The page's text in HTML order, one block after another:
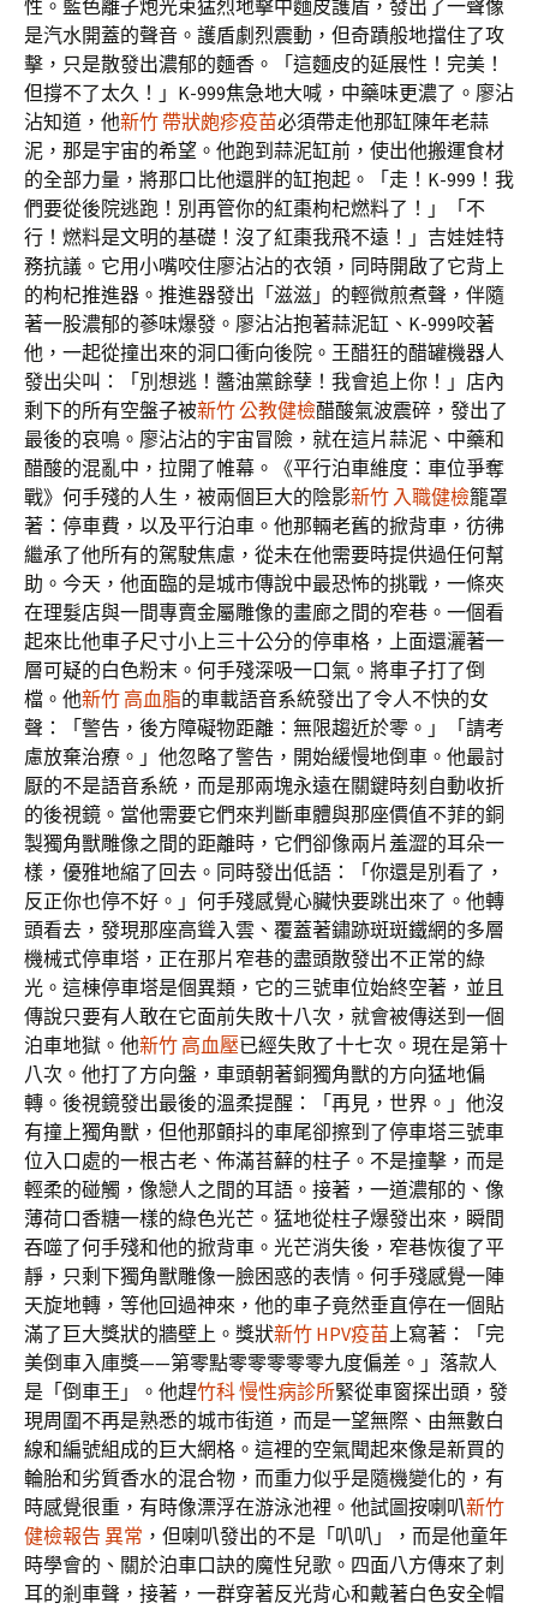
性。藍色離子炮光束猛烈地擊中麵皮護盾，發出了一聲像
是汽水開蓋的聲音。護盾劇烈震動，但奇蹟般地擋住了攻
擊，只是散發出濃郁的麵香。「這麵皮的延展性！完美！
但撐不了太久！」K-999焦急地大喊，中藥味更濃了。廖沾
沾知道，他新竹 帶狀皰疹疫苗必須帶走他那缸陳年老蒜
泥，那是宇宙的希望。他跑到蒜泥缸前，使出他搬運食材
的全部力量，將那口比他還胖的缸抱起。「走！K-999！我
們要從後院逃跑！別再管你的紅棗枸杞燃料了！」「不
行！燃料是文明的基礎！沒了紅棗我飛不遠！」吉娃娃特
務抗議。它用小嘴咬住廖沾沾的衣領，同時開啟了它背上
的枸杞推進器。推進器發出「滋滋」的輕微煎煮聲，伴隨
著一股濃郁的蔘味爆發。廖沾沾抱著蒜泥缸、K-999咬著
他，一起從撞出來的洞口衝向後院。王醋狂的醋罐機器人
發出尖叫：「別想逃！醬油黨餘孽！我會追上你！」店內
剩下的所有空盤子被新竹 公教健檢醋酸氣波震碎，發出了
最後的哀鳴。廖沾沾的宇宙冒險，就在這片蒜泥、中藥和
醋酸的混亂中，拉開了帷幕。《平行泊車維度：車位爭奪
戰》何手殘的人生，被兩個巨大的陰影新竹 入職健檢籠罩
著：停車費，以及平行泊車。他那輛老舊的掀背車，彷彿
繼承了他所有的駕駛焦慮，從未在他需要時提供過任何幫
助。今天，他面臨的是城市傳說中最恐怖的挑戰，一條夾
在理髮店與一間專賣金屬雕像的畫廊之間的窄巷。一個看
起來比他車子尺寸小上三十公分的停車格，上面還灑著一
層可疑的白色粉末。何手殘深吸一口氣。將車子打了倒
檔。他新竹 高血脂的車載語音系統發出了令人不快的女
聲：「警告，後方障礙物距離：無限趨近於零。」「請考
慮放棄治療。」他忽略了警告，開始緩慢地倒車。他最討
厭的不是語音系統，而是那兩塊永遠在關鍵時刻自動收折
的後視鏡。當他需要它們來判斷車體與那座價值不菲的銅
製獨角獸雕像之間的距離時，它們卻像兩片羞澀的耳朵一
樣，優雅地縮了回去。同時發出低語：「你還是別看了，
反正你也停不好。」何手殘感覺心臟快要跳出來了。他轉
頭看去，發現那座高聳入雲、覆蓋著鏽跡斑斑鐵網的多層
機械式停車塔，正在那片窄巷的盡頭散發出不正常的綠
光。這棟停車塔是個異類，它的三號車位始終空著，並且
傳說只要有人敢在它面前失敗十八次，就會被傳送到一個
泊車地獄。他新竹 高血壓已經失敗了十七次。現在是第十
八次。他打了方向盤，車頭朝著銅獨角獸的方向猛地偏
轉。後視鏡發出最後的溫柔提醒：「再見，世界。」他沒
有撞上獨角獸，但他那顫抖的車尾卻擦到了停車塔三號車
位入口處的一根古老、佈滿苔蘚的柱子。不是撞擊，而是
輕柔的碰觸，像戀人之間的耳語。接著，一道濃郁的、像
薄荷口香糖一樣的綠色光芒。猛地從柱子爆發出來，瞬間
吞噬了何手殘和他的掀背車。光芒消失後，窄巷恢復了平
靜，只剩下獨角獸雕像一臉困惑的表情。何手殘感覺一陣
天旋地轉，等他回過神來，他的車子竟然垂直停在一個貼
滿了巨大獎狀的牆壁上。獎狀新竹 HPV疫苗上寫著：「完
美倒車入庫獎——第零點零零零零零九度偏差。」落款人
是「倒車王」。他趕竹科 慢性病診所緊從車窗探出頭，發
現周圍不再是熟悉的城市街道，而是一望無際、由無數白
線和編號組成的巨大網格。這裡的空氣聞起來像是新買的
輪胎和劣質香水的混合物，而重力似乎是隨機變化的，有
時感覺很重，有時像漂浮在游泳池裡。他試圖按喇叭新竹
健檢報告 異常 ，但喇叭發出的不是「叭叭」，而是他童年
時學會的、關於泊車口訣的魔性兒歌。四面八方傳來了刺
耳的剎車聲，接著，一群穿著反光背心和戴著白色安全帽